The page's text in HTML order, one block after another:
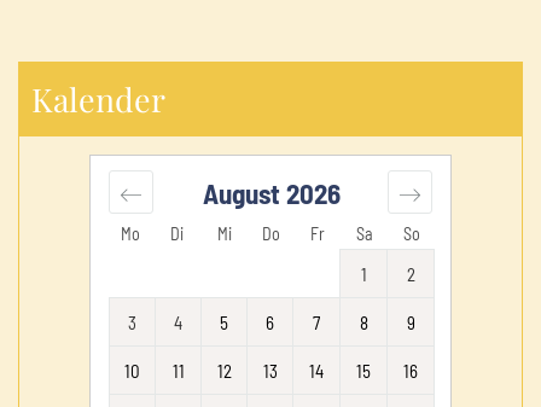
Kalender
Mo Di Mi Do Fr Sa So
August 2026
1 2
3 4 5 6 7 8 9
10 11 12 13 14 15 16